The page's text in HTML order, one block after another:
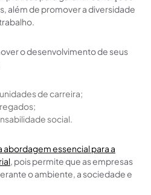
além de promover a diversidade
o desenvolvimento de seus
de carreira;
social.
essencial para a
, pois permite que as empresas
o ambiente, a sociedade e